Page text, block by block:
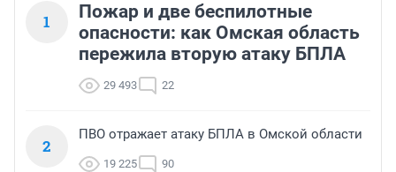
1
Пожар и две беспилотные
опасности: как Омская область
пережила вторую атаку БПЛА
29 493 22
2
ПВО отражает атаку БПЛА в Омской области
19 225 90